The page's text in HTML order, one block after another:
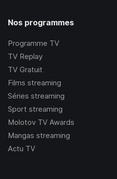
Nos programmes
Programme TV
TV Replay
TV Gratuit
Films streaming
Séries streaming
Sport streaming
Molotov TV Awards
Mangas streaming
Actu TV